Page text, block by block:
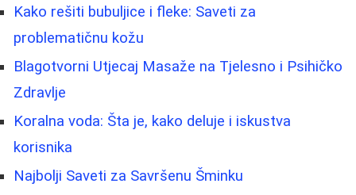
Kako rešiti bubuljice i fleke: Saveti za
problematičnu kožu
Blagotvorni Utjecaj Masaže na Tjelesno i Psihičko
Zdravlje
Koralna voda: Šta je, kako deluje i iskustva
korisnika
Najbolji Saveti za Savršenu Šminku